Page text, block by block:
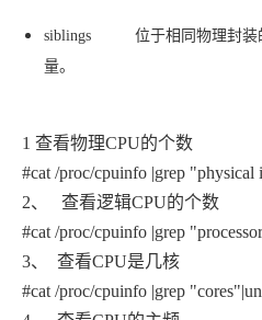
siblings 位于相同物理封装
量。
1 查看物理CPU的个数
#cat /proc/cpuinfo |grep "physical
2、 查看逻辑CPU的个数
#cat /proc/cpuinfo |grep
3、 查看CPU是几核
#cat /proc/cpuinfo |grep